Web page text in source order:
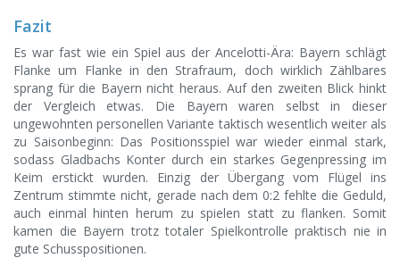
Fazit
Es war fast wie ein Spiel aus der Ancelotti-Ära: Bayern schlägt
Flanke um Flanke in den Strafraum, doch wirklich Zählbares
sprang für die Bayern nicht heraus. Auf den zweiten Blick hinkt
der Vergleich etwas. Die Bayern waren selbst in dieser
ungewohnten personellen Variante taktisch wesentlich weiter als
zu Saisonbeginn: Das Positionsspiel war wieder einmal stark,
sodass Gladbachs Konter durch ein starkes Gegenpressing im
Keim erstickt wurden. Einzig der Übergang vom Flügel ins
Zentrum stimmte nicht, gerade nach dem 0:2 fehlte die Geduld,
auch einmal hinten herum zu spielen statt zu flanken. Somit
kamen die Bayern trotz totaler Spielkontrolle praktisch nie in
gute Schusspositionen.